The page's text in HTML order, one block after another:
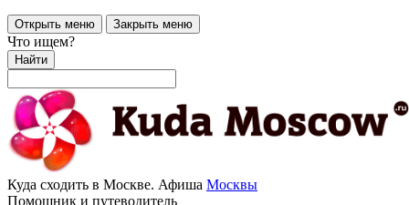
Открыть меню Закрыть меню
Что ищем?
Найти
Куда сходить в Москве. Афиша Москвы
Помощник и путеводитель